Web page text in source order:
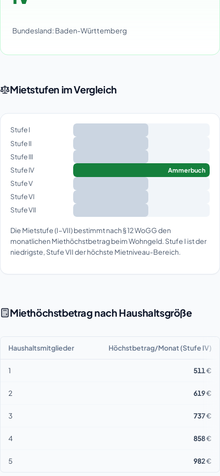
Bundesland: Baden-Württemberg
Mietstufen im Vergleich
Stufe I
Stufe II
Stufe III
Stufe IV
Ammerbuch
Stufe V
Stufe VI
Stufe VII
Die Mietstufe (I–VII) bestimmt nach § 12 WoGG den
monatlichen Miethöchstbetrag beim Wohngeld. Stufe I ist der
niedrigste, Stufe VII der höchste Mietniveau-Bereich.
Miethöchstbetrag nach Haushaltsgröße
Haushaltsmitglieder Höchstbetrag/Monat (Stufe IV)
1 511 €
2 619 €
3 737 €
4 858 €
5 982 €